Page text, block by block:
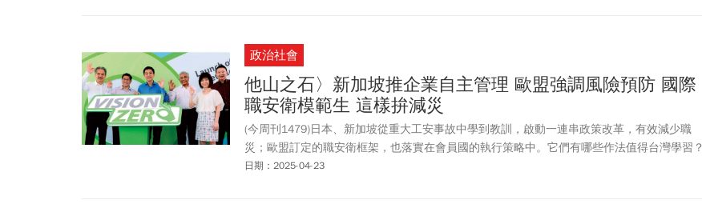
政治社會
他山之石〉新加坡推企業自主管理 歐盟強調風險預防 國際
職安衛模範生 這樣拚減災
(今周刊1479)日本、新加坡從重大工安事故中學到教訓，啟動一連串政策改革，有效減少職
災；歐盟訂定的職安衛框架，也落實在會員國的執行策略中。它們有哪些作法值得台灣學習？
日期：2025-04-23